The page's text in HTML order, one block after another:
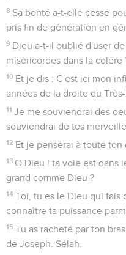
8 Sa bonté a-t-elle cessé
pris fin de génération en
9 Dieu a-t-il oublié d'user
miséricordes dans la colère
10 Et je dis : C'est ici mon
années de la droite du Très-
11 Je me souviendrai des
souviendrai de tes
12 Et je penserai à toute ton
13 O Dieu ! ta voie est dans
grand comme Dieu ?
14 Toi, tu es le Dieu qui fais
connaître ta puissance
15 Tu as racheté par ton
de Joseph. Sélah.